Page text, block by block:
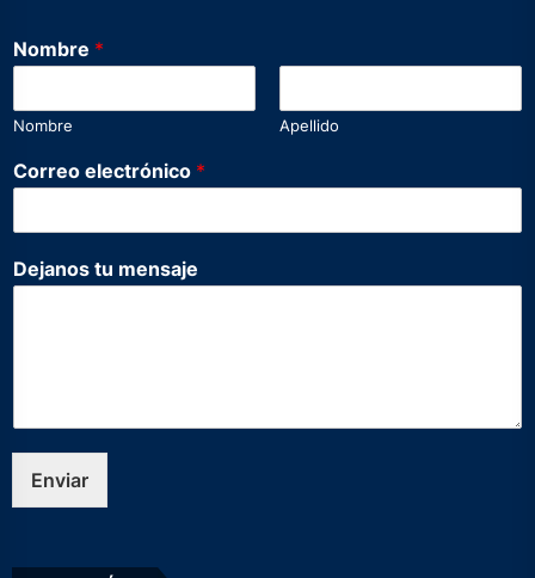
Nombre *
Nombre Apellido
D
e
a
o
e
r
Correo electrónico *
Dejanos tu mensaje
Enviar